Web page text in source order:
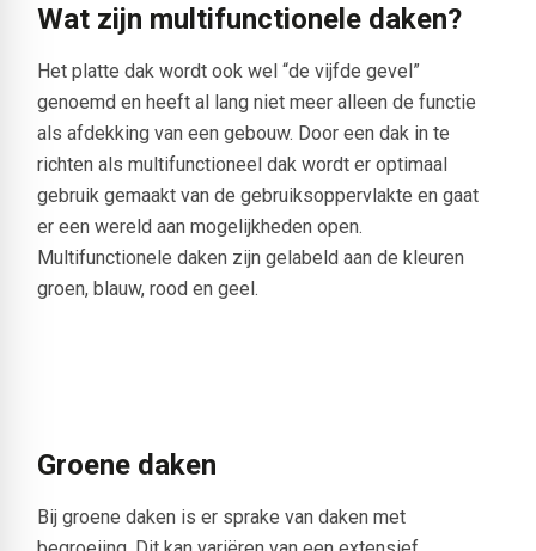
Wat zijn multifunctionele daken?
Het platte dak wordt ook wel “de vijfde gevel”
genoemd en heeft al lang niet meer alleen de functie
als afdekking van een gebouw. Door een dak in te
richten als multifunctioneel dak wordt er optimaal
gebruik gemaakt van de gebruiksoppervlakte en gaat
er een wereld aan mogelijkheden open.
Multifunctionele daken zijn gelabeld aan de kleuren
groen, blauw, rood en geel.
Groene daken
Bij groene daken is er sprake van daken met